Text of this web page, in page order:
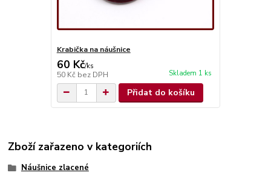
Krabička na náušnice
60 Kč/ks
50 Kč bez DPH Skladem 1 ks
Přidat do košíku
Zboží zařazeno v kategoriích
Náušnice zlacené